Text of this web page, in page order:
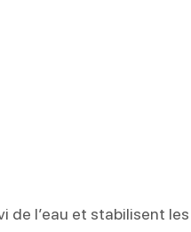
l’eau et stabilisent